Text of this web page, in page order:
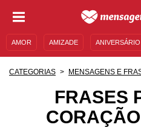
AMOR AMIZADE ANIVERSÁRIO
MENSAGENS E FRASES
CATEGORIAS MENSAGENS E
FRASES